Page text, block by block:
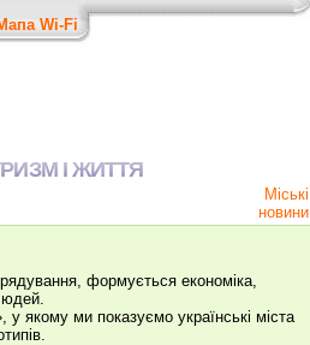
Wi-Fi
І ЖИТТЯ
Міські
новини
формується економіка,
якому ми показуємо українські міста